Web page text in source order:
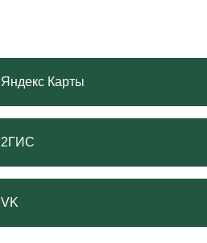
Яндекс Карты
2ГИС
VK